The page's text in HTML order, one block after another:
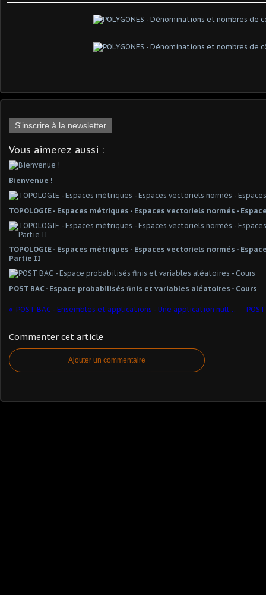
S'inscrire à la newsletter
Vous aimerez aussi :
Bienvenue !
TOPOLOGIE - Espaces métriques - Espaces vectoriels normés -
TOPOLOGIE - Espaces métriques - Espaces vectoriels normés -
Partie II
POST BAC - Espace probabilisés finis et variables aléatoires - Cours
POST BAC - Ensembles et applications - Une application nulle n'est jamais bijective
Commenter cet article
Ajouter un commentaire